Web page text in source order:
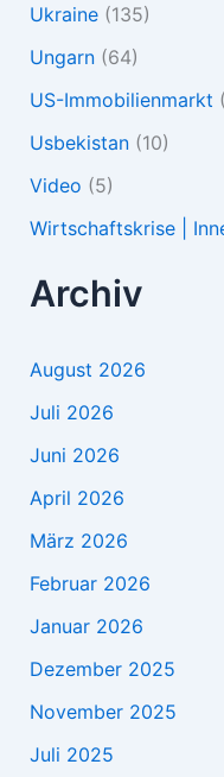
Ukraine(135)
Ungarn(64)
US-Immobilienmarkt
Usbekistan(10)
Video (5)
Wirtschaftskrise |
Archiv
August 2026
Juli 2026
Juni 2026
April 2026
März 2026
Februar 2026
Januar 2026
Dezember 2025
November 2025
Juli 2025